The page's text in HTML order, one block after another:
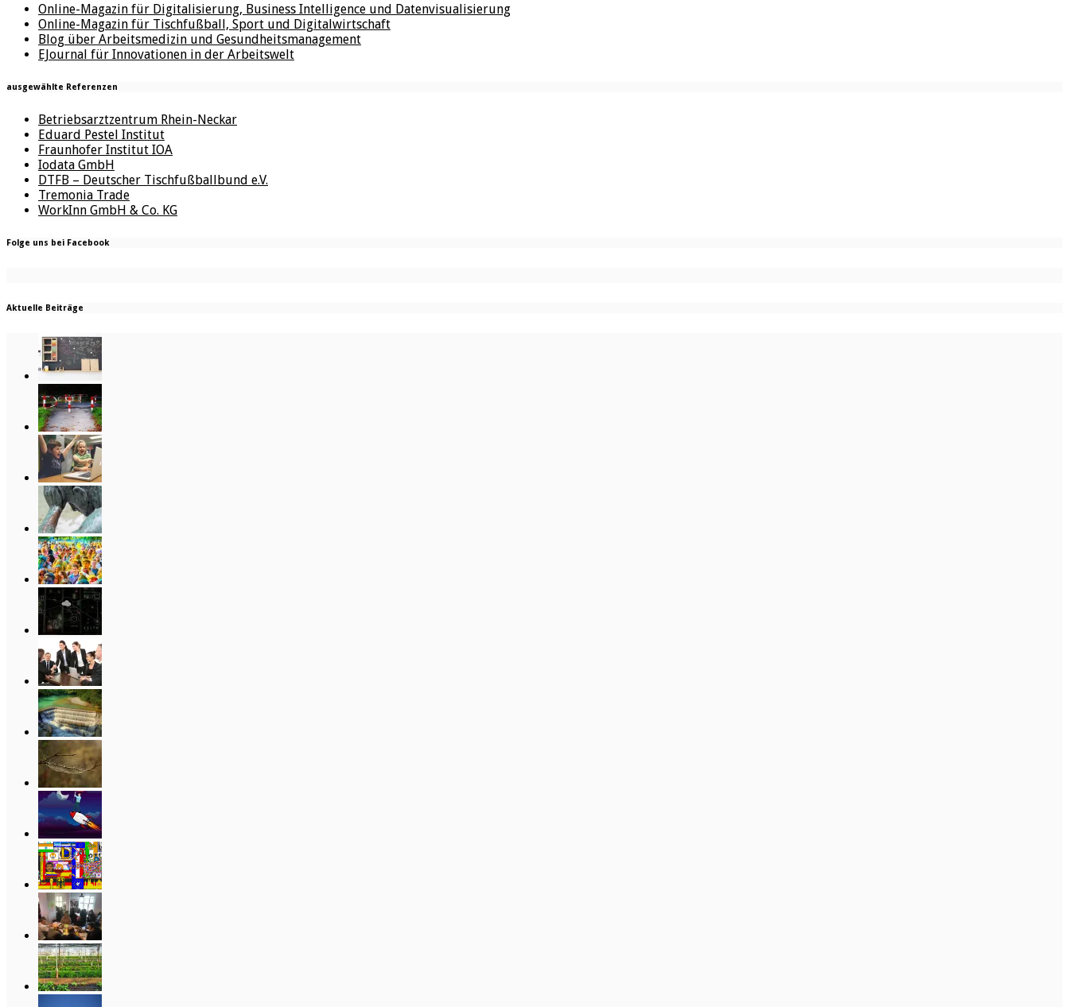
Online-Magazin für Digitalisierung, Business Intelligence und Datenvisualisierung
Online-Magazin für Tischfußball, Sport und Digitalwirtschaft
Blog über Arbeitsmedizin und Gesundheitsmanagement
EJournal für Innovationen in der Arbeitswelt
ausgewählte Referenzen
Betriebsarztzentrum Rhein-Neckar
Eduard Pestel Institut
Fraunhofer Institut IOA
Iodata GmbH
DTFB – Deutscher Tischfußballbund e.V.
Tremonia Trade
WorkInn GmbH & Co. KG
Folge uns bei Facebook
Aktuelle Beiträge